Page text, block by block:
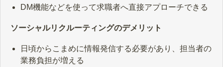
DM機能などを使って求職者へ直接アプローチできる
ソーシャルリクルーティングのデメリット
日頃からこまめに情報発信する必要があり、担当者の
業務負担が増える